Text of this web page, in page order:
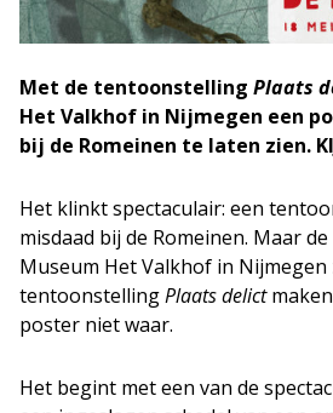
Met de tentoonstelling Plaats
Het Valkhof in Nijmegen een
bij de Romeinen te laten zien.
Het klinkt spectaculair: een
misdaad bij de Romeinen. Maar
Museum Het Valkhof in
tentoonstellingPlaats delict
poster niet waar.
Het begint met een van de